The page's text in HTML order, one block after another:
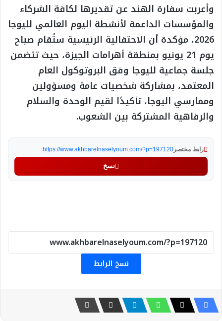
وأعربت سفارة الهند عن تقديرها لكافة الشركاء
والمؤسسات الداعمة لأنشطة اليوم العالمي لليوجا
2026، مؤكدة أن الاحتفالية الرئيسية ستُقام صباح
يوم 21 يونيو بمنطقة أهرامات الجيزة، حيث تتضمن
جلسة جماعية لليوجا وفق البروتوكول العام
المعتمد، بمشاركة شخصيات عامة ومسؤولين
وممارسي اليوجا، تأكيدًا لقيم الوحدة والسلام
والرفاهية المشتركة بين الشعوب.
رابط مختصر https://www.akhbarelnaselyoum.com/?p=197120
نسخ
نسخ الرابط